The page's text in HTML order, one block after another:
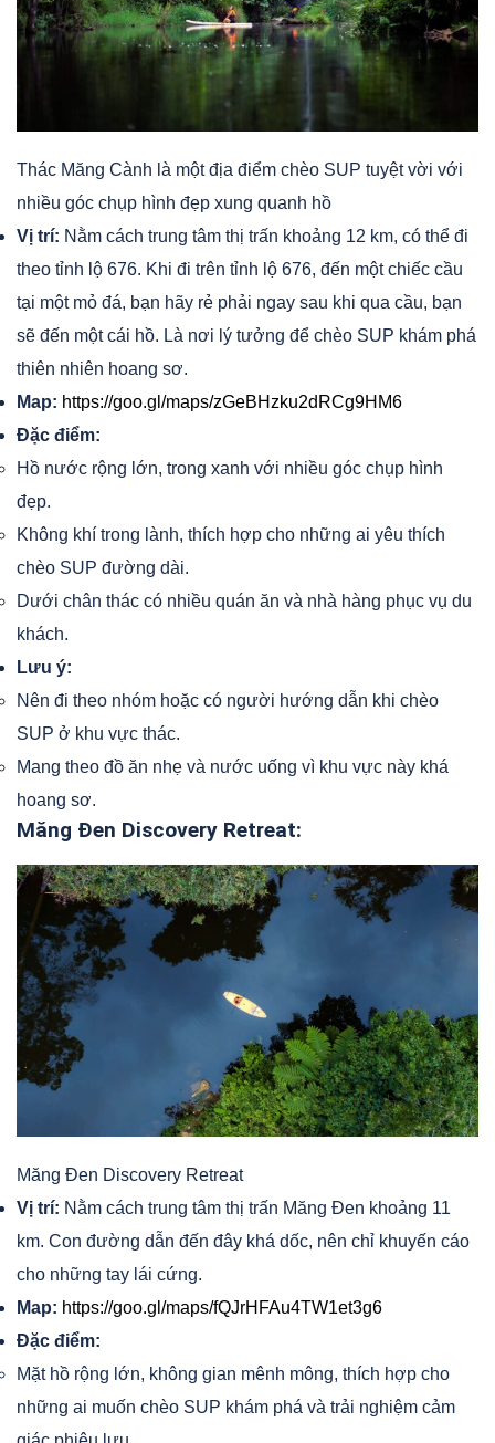
Thác Măng Cành là một địa điểm chèo SUP tuyệt vời với
nhiều góc chụp hình đẹp xung quanh hồ
Vị trí: Nằm cách trung tâm thị trấn khoảng 12 km, có thể đi
theo tỉnh lộ 676. Khi đi trên tỉnh lộ 676, đến một chiếc cầu
tại một mỏ đá, bạn hãy rẻ phải ngay sau khi qua cầu, bạn
sẽ đến một cái hồ. Là nơi lý tưởng để chèo SUP khám phá
thiên nhiên hoang sơ.
Map: https://goo.gl/maps/zGeBHzku2dRCg9HM6
Đặc điểm:
Hồ nước rộng lớn, trong xanh với nhiều góc chụp hình
đẹp.
Không khí trong lành, thích hợp cho những ai yêu thích
chèo SUP đường dài.
Dưới chân thác có nhiều quán ăn và nhà hàng phục vụ du
khách.
Lưu ý:
Nên đi theo nhóm hoặc có người hướng dẫn khi chèo
SUP ở khu vực thác.
Mang theo đồ ăn nhẹ và nước uống vì khu vực này khá
hoang sơ.
Măng Đen Discovery Retreat:
Măng Đen Discovery Retreat
Vị trí: Nằm cách trung tâm thị trấn Măng Đen khoảng 11
km. Con đường dẫn đến đây khá dốc, nên chỉ khuyến cáo
cho những tay lái cứng.
Map: https://goo.gl/maps/fQJrHFAu4TW1et3g6
Đặc điểm:
Mặt hồ rộng lớn, không gian mênh mông, thích hợp cho
những ai muốn chèo SUP khám phá và trải nghiệm cảm